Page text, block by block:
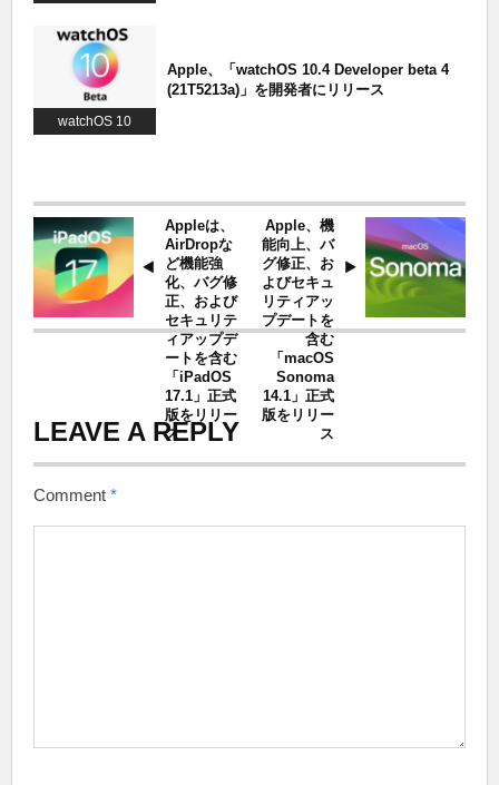
watchOS 10
Apple、「watchOS 10.4 Developer beta 4
(21T5213a)」を開発者にリリース
Appleは、
AirDropな
ど機能強
化、バグ修
正、および
セキュリテ
ィアップデ
ートを含む
「iPadOS
17.1」正式
版をリリー
ス
Apple、機
能向上、バ
グ修正、お
よびセキュ
リティアッ
プデートを
含む
「macOS
Sonoma
14.1」正式
版をリリー
ス
LEAVE A REPLY
Comment *